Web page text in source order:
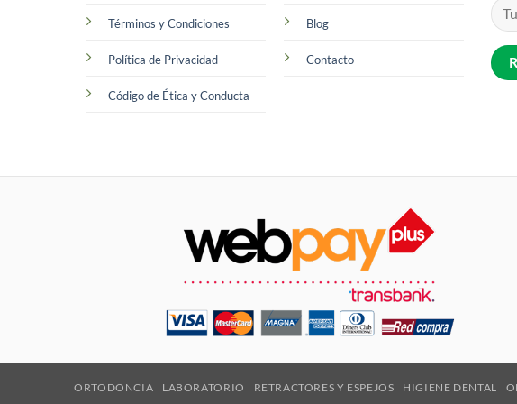
Términos y Condiciones
Política de Privacidad
Código de Ética y Conducta
Blog
Contacto
ORTODONCIA LABORATORIO RETRACTORES Y ESPEJOS HIGIENE DENTAL